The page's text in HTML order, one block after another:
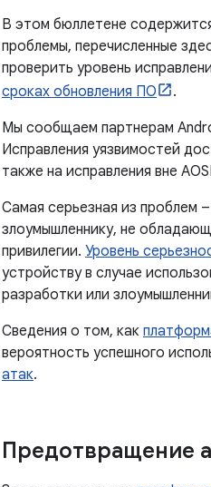
В этом бюллетене
проблемы, перечисленные
проверить уровень
сроках обновления ПО
.
Мы сообщаем партнерам
Исправления уязвимостей
также на исправления вне
Самая серьезная из проблем
злоумышленнику, не
привилегии. Уровень
устройству в случае
разработки или
Сведения о том, как
вероятность успешного
атак.
Предотвращение